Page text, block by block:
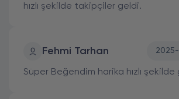
hızlı şekilde takipçiler geldi.
Fehmi Tarhan 2025-
Süper Beğendim harika hızlı şekilde